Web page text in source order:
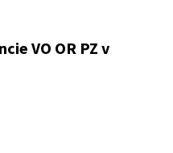
VO OR PZ v